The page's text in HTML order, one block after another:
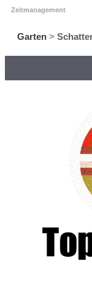
Zeitmanagement
Garten>